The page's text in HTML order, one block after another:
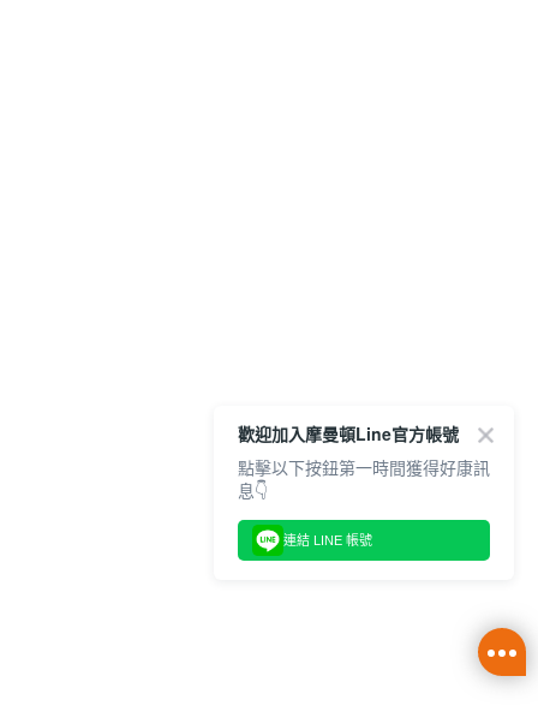
歡迎加入摩曼頓Line官方帳號
點擊以下按鈕第一時間獲得好康訊
息👇
連結 LINE 帳號